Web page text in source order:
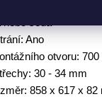
Ano
otvoru:
30 - 34 mm
858 x 617 x 82